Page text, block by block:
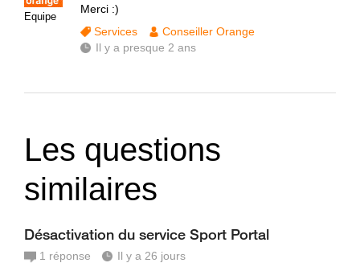
Equipe
Merci :)
Services
Conseiller Orange
Il y a presque 2 ans
Les questions
similaires
Désactivation du service Sport Portal
1 réponse Il y a 26 jours